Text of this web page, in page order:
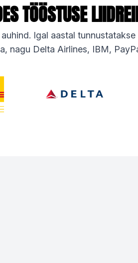
TÖÖSTUSE
Igal aastal
nagu Delta Airlines, IBM,